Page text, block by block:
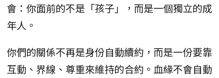
會：你面前的不是「孩子」，而是一個獨立的成
年人。
你們的關係不再是身份自動續約，而是一份要靠
互動、界線、尊重來維持的合約。血緣不會自動